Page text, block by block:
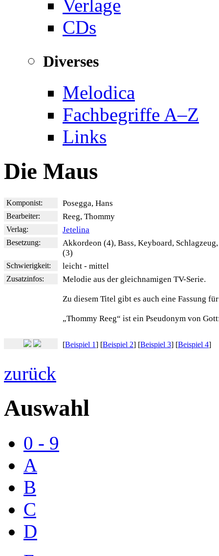
Verlage
CDs
Diverses
Melodica
Fachbegriffe A–Z
Links
Die Maus
Komponist: Posegga, Hans
Bearbeiter: Reeg, Thommy
Verlag: Jetelina
Besetzung:
Akkordeon (4), Bass, Keyboard,
(3)
Schwierigkeit: leicht - mittel
Zusatzinfos: Melodie aus der gleichnamigen TV-Serie.
Zu diesem Titel gibt es auch eine Fassung
„Thommy Reeg“ ist ein Pseudonym von
[Beispiel 1] [Beispiel 2] [Beispiel 3] [Beispiel 4]
zurück
Auswahl
0 - 9
A
B
C
D